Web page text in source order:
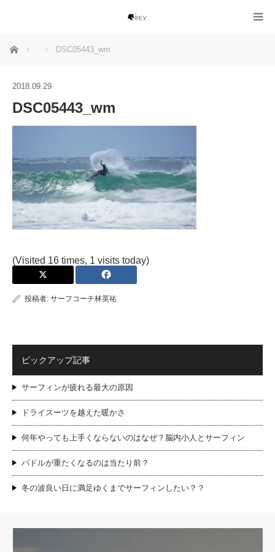
ホーム DSC05443_wm
2018.09.29
DSC05443_wm
(Visited 16 times, 1 visits today)
投稿者: サーフコーチ林英祐
ピックアップ記事
サーフィンが疲れる最大の原因
ドライスーツを越えた暖かさ
何年やっても上手くならないのはなぜ？脳内小人とサーフィン
パドルが重たくなるのは当たり前？
冬の波良い日に満足ゆくまでサーフィンしたい？？